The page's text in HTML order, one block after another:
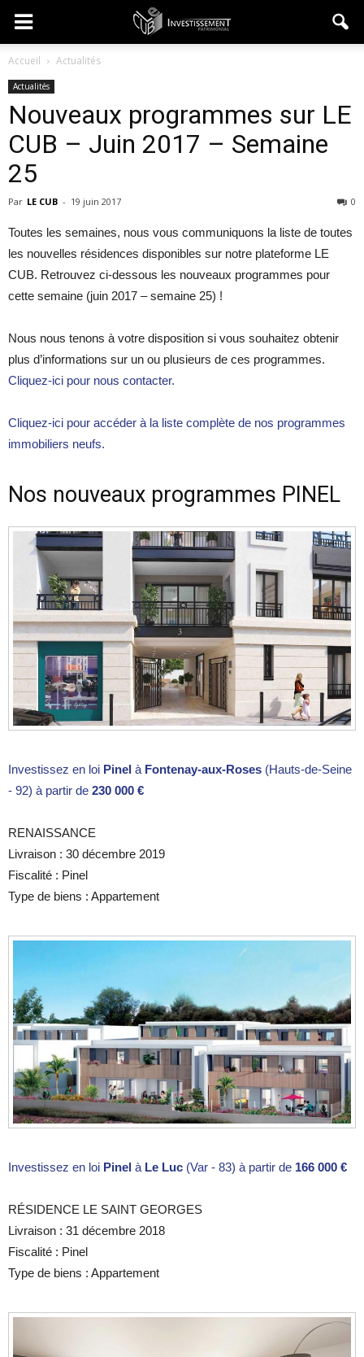
Accueil Actualités
Actualités
Nouveaux programmes sur LE
CUB – Juin 2017 – Semaine
25
Par LE CUB - 19 juin 2017 0
Toutes les semaines, nous vous communiquons la liste de toutes
les nouvelles résidences disponibles sur notre plateforme LE
CUB. Retrouvez ci-dessous les nouveaux programmes pour
cette semaine (juin 2017 – semaine 25) !
Nous nous tenons à votre disposition si vous souhaitez obtenir
plus d’informations sur un ou plusieurs de ces programmes.
Cliquez-ici pour nous contacter.
Cliquez-ici pour accéder à la liste complète de nos programmes
immobiliers neufs.
Nos nouveaux programmes PINEL
Investissez en loi Pinel à Fontenay-aux-Roses (Hauts-de-Seine
- 92) à partir de 230 000 €
RENAISSANCE
Livraison : 30 décembre 2019
Fiscalité : Pinel
Type de biens : Appartement
Investissez en loi Pinel à Le Luc (Var - 83) à partir de 166 000 €
RÉSIDENCE LE SAINT GEORGES
Livraison : 31 décembre 2018
Fiscalité : Pinel
Type de biens : Appartement